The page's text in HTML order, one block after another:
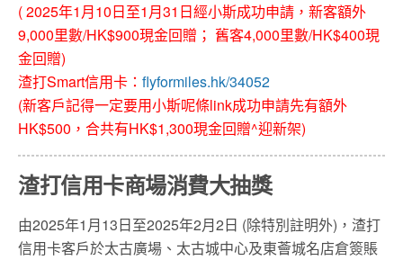
( 2025年1月10日至1月31日經小斯成功申請，新客額外
9,000里數/HK$900現金回贈； 舊客4,000里數/HK$400現
金回贈)
渣打Smart信用卡： flyformiles.hk/34052
(新客戶記得一定要用小斯呢條link成功申請先有額外
HK$500，合共有HK$1,300現金回贈^迎新架)
渣打信用卡商場消費大抽獎
由2025年1月13日至2025年2月2日 (除特別註明外)，渣打
信用卡客戶於太古廣場、太古城中心及東薈城名店倉簽賬